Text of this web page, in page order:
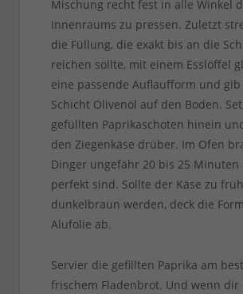
Mischung recht fest in alle Winkel
Innenraums zu pressen. Zuletzt
die Füllung, die exakt bis an die
reichen sollte, mit einem Esslöffel
eine passende Auflaufform und
Schicht Olivenöl auf den Boden.
gefüllten Paprikaschoten hinein
den Ziegenkäse drüber. Im Ofen
Dinger ungefähr 20 bis 25 Minuten
perfekt sind. Sollte der Käse zu
dunkelbraun werden, deck die
Alufolie ab.
Servier die gefillten Paprika am
frischem Fladenbrot. Und wenn dir